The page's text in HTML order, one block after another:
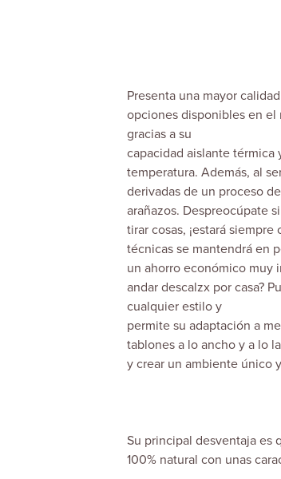
Presenta una mayor
opciones disponibles en el
gracias a su
capacidad aislante térmica
temperatura. Además, al
derivadas de un proceso
arañazos. Despreocúpate
tirar cosas, ¡estará
técnicas se mantendrá en
un ahorro económico muy
andar descalzx por casa?
cualquier estilo y
permite su adaptación a
tablones a lo ancho y a lo
y crear un ambiente único
Su principal desventaja es
100% natural con unas